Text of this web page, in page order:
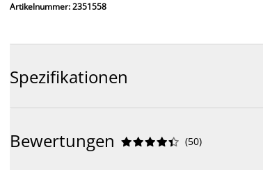
Artikelnummer: 2351558
Spezifikationen
Bewertungen 




 (50)